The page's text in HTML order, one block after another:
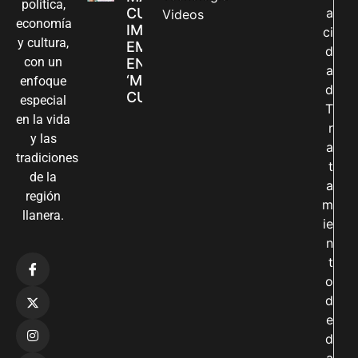
política,
economía
y cultura,
con un
enfoque
especial
en la vida
y las
tradiciones
de la
región
llanera.
CUIDADORAS
IMPULSAN SUS
EMPRENDIMIENTOS
EN LA FERIA
‘MANOS QUE
CUIDAN Y CREAN’
Videos
a
ci
d
a
d
T
r
a
t
a
m
ie
n
t
o
d
e
d